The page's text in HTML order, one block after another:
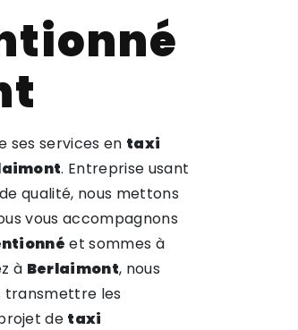
ses services en taxi
. Entreprise usant
qualité, nous mettons
vous accompagnons
et sommes à
à Berlaimont, nous
transmettre les
de taxi